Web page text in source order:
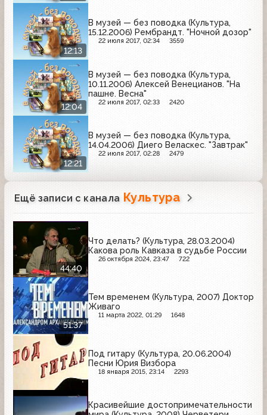
12:13
В музей — без поводка (Культура,
15.12.2006) Рембрандт. "Ночной дозор"
22 июля 2017, 02:34 3559
12:04
В музей — без поводка (Культура,
10.11.2006) Алексей Венецианов. "На
пашне. Весна"
22 июля 2017, 02:33 2420
12:21
В музей — без поводка (Культура,
14.04.2006) Диего Веласкес. "Завтрак"
22 июля 2017, 02:28 2479
Ещё записи с канала Культура
44:40
Что делать? (Культура, 28.03.2004)
Какова роль Кавказа в судьбе России
26 октября 2024, 23:47 722
51:37
Тем временем (Культура, 2007) Доктор
Живаго
11 марта 2022, 01:29 1648
Под гитару (Культура, 20.06.2004)
Песни Юрия Визбора
18 января 2015, 23:14 2293
Красивейшие достопримечательности